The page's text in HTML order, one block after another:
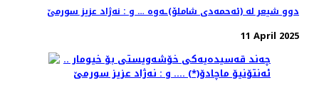
دوو شیعر له‌ (ئه‌حمه‌دی شاملۆ)ـه‌وه‌ … و : نه‌ژاد عزیز سورمێ
11 April 2025